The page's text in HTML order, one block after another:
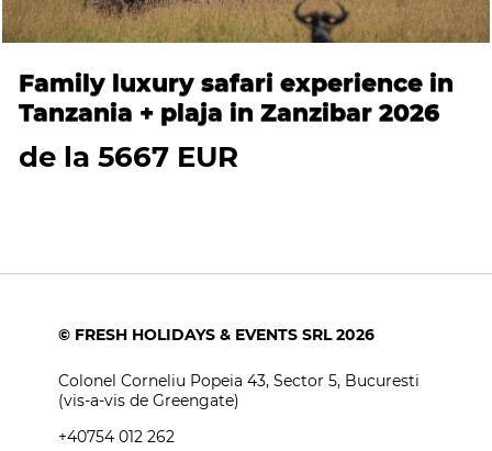
Family luxury safari experience in
Tanzania + plaja in Zanzibar 2026
de la 5667 EUR
© FRESH HOLIDAYS & EVENTS SRL 2026
Colonel Corneliu Popeia 43, Sector 5, Bucuresti
(vis-a-vis de Greengate)
+40754 012 262